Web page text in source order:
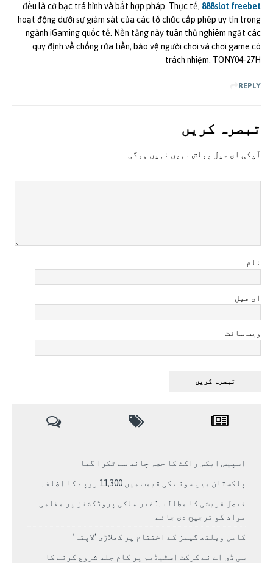
đều là cờ bạc trá hình và bất hợp pháp. Thực tế, 888slot freebet
hoạt động dưới sự giám sát của các tổ chức cấp phép uy tín trong
ngành iGaming quốc tế. Nền tảng này tuân thủ nghiêm ngặt các
quy định về chống rửa tiền, bảo vệ người chơi và chơi game có
trách nhiệm. TONY04-27H
REPLY
تبصرہ کريں
آپکی ای ميل پبلش نہيں نہيں ہوگی.
نام
ای میل
ویب سائٹ
اسپیس ایکس راکٹ کا حصہ چاند سے ٹکرا گیا
پاکستان میں سونے کی قیمت میں 11,300 روپے کا اضافہ
فیصل قریشی کا مطالبہ: غیر ملکی پروڈکشنز پر مقامی
مواد کو ترجیح دی جائے
کامن ویلتھ گیمز کے اختتام پر کھلاڑی ‘لاپتہ’
سی ڈی اے نے کرکٹ اسٹیڈیم پر کام جلد شروع کرنے کا